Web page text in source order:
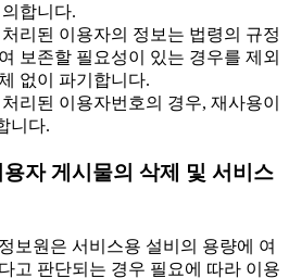
합니다.
리된 이용자의 정보는 법령의 규정
보존할 필요성이 있는 경우를 제외
없이 파기합니다.
리된 이용자번호의 경우, 재사용이
니다.
자 게시물의 삭제 및 서비스
보원은 서비스용 설비의 용량에 여
고 판단되는 경우 필요에 따라 이용